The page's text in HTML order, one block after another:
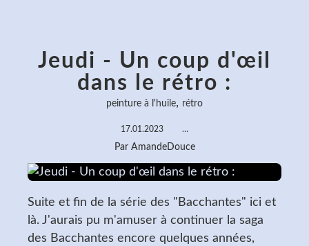
Jeudi - Un coup d'œil
dans le rétro :
peinture à l'huile, rétro
17.01.2023 …
Par AmandeDouce
Suite et fin de la série des "Bacchantes" ici et
là. J'aurais pu m'amuser à continuer la saga
des Bacchantes encore quelques années,